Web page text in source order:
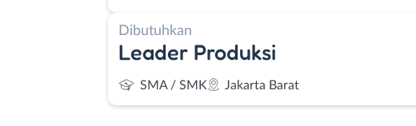
Dibutuhkan
Leader Produksi
SMA / SMK Jakarta Barat